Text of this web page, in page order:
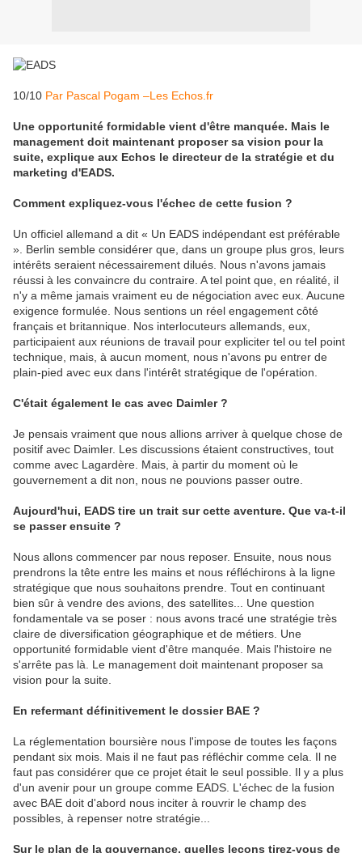
10/10 Par Pascal Pogam –Les Echos.fr
Une opportunité formidable vient d'être manquée. Mais le
management doit maintenant proposer sa vision pour la
suite, explique aux Echos le directeur de la stratégie et du
marketing d'EADS.
Comment expliquez-vous l'échec de cette fusion ?
Un officiel allemand a dit « Un EADS indépendant est préférable
». Berlin semble considérer que, dans un groupe plus gros, leurs
intérêts seraient nécessairement dilués. Nous n'avons jamais
réussi à les convaincre du contraire. A tel point que, en réalité, il
n'y a même jamais vraiment eu de négociation avec eux. Aucune
exigence formulée. Nous sentions un réel engagement côté
français et britannique. Nos interlocuteurs allemands, eux,
participaient aux réunions de travail pour expliciter tel ou tel point
technique, mais, à aucun moment, nous n'avons pu entrer de
plain-pied avec eux dans l'intérêt stratégique de l'opération.
C'était également le cas avec Daimler ?
Je pensais vraiment que nous allions arriver à quelque chose de
positif avec Daimler. Les discussions étaient constructives, tout
comme avec Lagardère. Mais, à partir du moment où le
gouvernement a dit non, nous ne pouvions passer outre.
Aujourd'hui, EADS tire un trait sur cette aventure. Que va-t-il
se passer ensuite ?
Nous allons commencer par nous reposer. Ensuite, nous nous
prendrons la tête entre les mains et nous réfléchirons à la ligne
stratégique que nous souhaitons prendre. Tout en continuant
bien sûr à vendre des avions, des satellites... Une question
fondamentale va se poser : nous avons tracé une stratégie très
claire de diversification géographique et de métiers. Une
opportunité formidable vient d'être manquée. Mais l'histoire ne
s'arrête pas là. Le management doit maintenant proposer sa
vision pour la suite.
En refermant définitivement le dossier BAE ?
La réglementation boursière nous l'impose de toutes les façons
pendant six mois. Mais il ne faut pas réfléchir comme cela. Il ne
faut pas considérer que ce projet était le seul possible. Il y a plus
d'un avenir pour un groupe comme EADS. L'échec de la fusion
avec BAE doit d'abord nous inciter à rouvrir le champ des
possibles, à repenser notre stratégie...
Sur le plan de la gouvernance, quelles leçons tirez-vous de